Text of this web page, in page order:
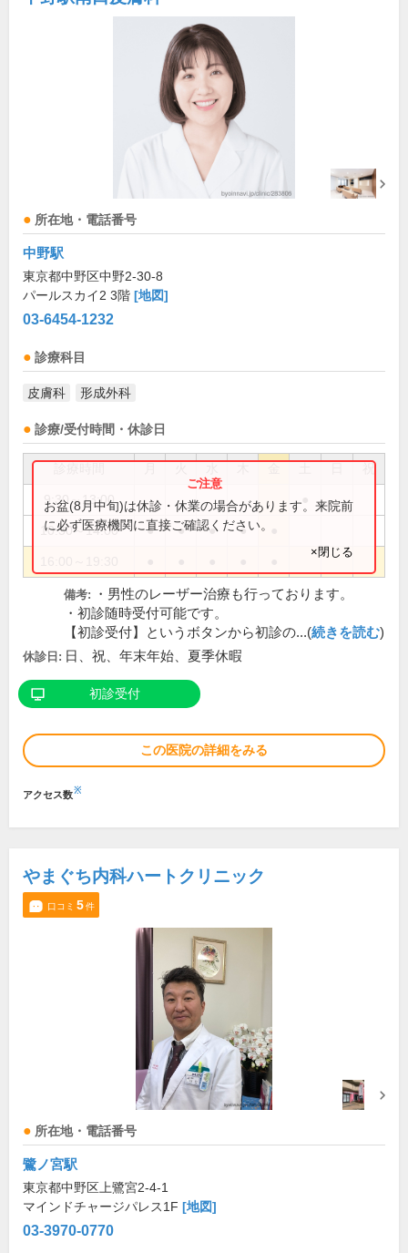
所在地・電話番号
中野駅
東京都中野区中野2-30-8
パールスカイ2 3階 [地図]
03-6454-1232
診療科目
皮膚科 形成外科
診療/受付時間・休診日
祝
9:30～13:00
10:30～14:00 ● ● ● ●
お盆(8月中旬)は休診・休業の場合があります。来院前
に必ず医療機関に直接ご確認ください。
×閉じる
備考:
・男性のレーザー治療も行っております。
・初診随時受付可能です。
【初診受付】というボタンから初診の...(続きを読む)
休診日: 日、祝、年末年始、夏季休暇
初診受付
この医院の詳細をみる
アクセス数※
やまぐち内科ハートクリニック
口コミ 5件
所在地・電話番号
鷺ノ宮駅
東京都中野区上鷺宮2-4-1
マインドチャージパレス1F [地図]
03-3970-0770